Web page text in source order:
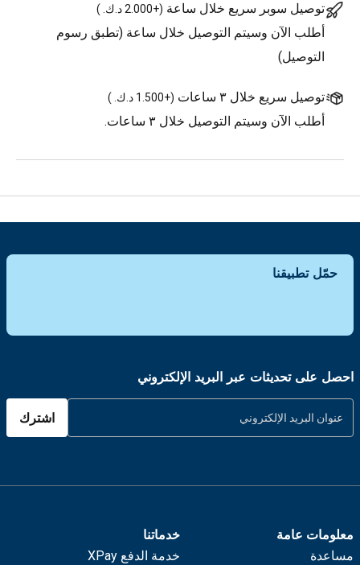
توصيل سوبر سريع خلال ساعة (+2.000 د.ك. )
أطلب الآن وسيتم التوصيل خلال ساعة (تطبق رسوم
التوصيل)
توصيل سريع خلال ٣ ساعات (+1.500 د.ك. )
أطلب الآن وسيتم التوصيل خلال ٣ ساعات.
حمّل تطبيقنا
احصل على تحديثات عبر البريد الإلكتروني
اشترك
معلومات عامة
مساعدة
خدماتنا
خدمة الدفع XPay